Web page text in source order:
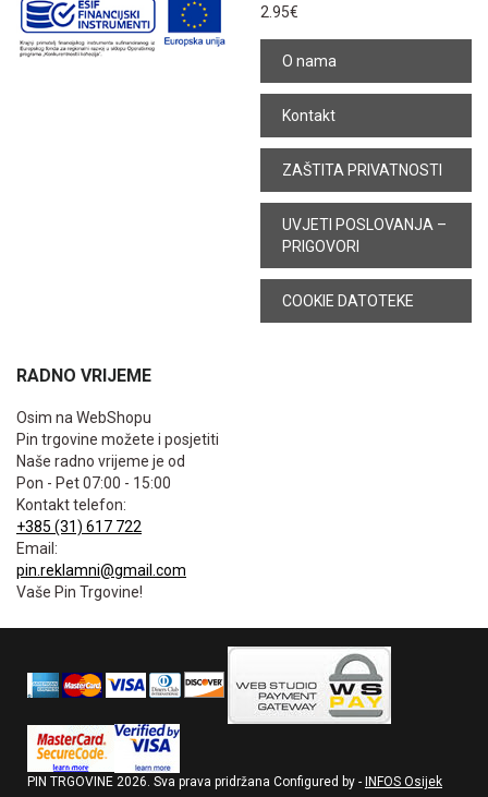
2.95€
O nama
Kontakt
ZAŠTITA PRIVATNOSTI
UVJETI POSLOVANJA –
PRIGOVORI
COOKIE DATOTEKE
RADNO VRIJEME
Osim na WebShopu
Pin trgovine možete i posjetiti
Naše radno vrijeme je od
Pon - Pet 07:00 - 15:00
Kontakt telefon:
+385 (31) 617 722
Email:
pin.reklamni@gmail.com
Vaše Pin Trgovine!
PIN TRGOVINE 2026. Sva prava pridržana Configured by - INFOS Osijek